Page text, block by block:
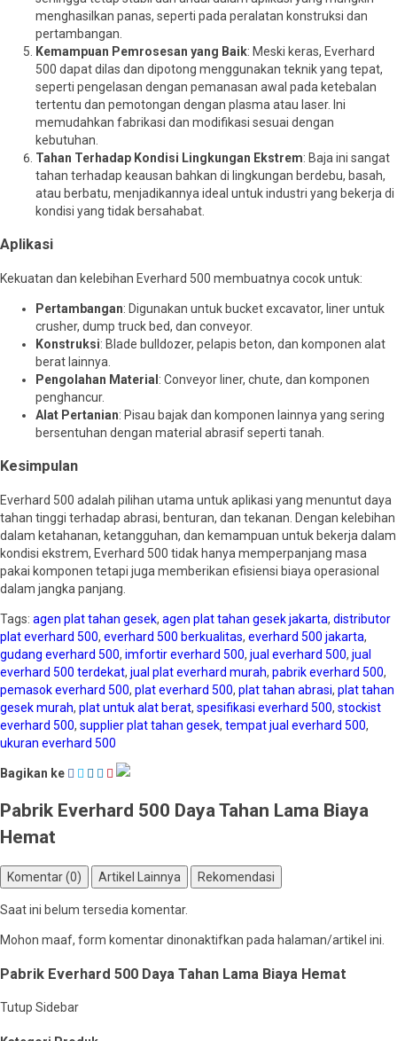
menghasilkan panas, seperti pada peralatan konstruksi dan
pertambangan.
Kemampuan Pemrosesan yang Baik: Meski keras, Everhard
500 dapat dilas dan dipotong menggunakan teknik yang tepat,
seperti pengelasan dengan pemanasan awal pada ketebalan
tertentu dan pemotongan dengan plasma atau laser. Ini
memudahkan fabrikasi dan modifikasi sesuai dengan
kebutuhan.
Tahan Terhadap Kondisi Lingkungan Ekstrem: Baja ini sangat
tahan terhadap keausan bahkan di lingkungan berdebu, basah,
atau berbatu, menjadikannya ideal untuk industri yang bekerja di
kondisi yang tidak bersahabat.
Aplikasi
Kekuatan dan kelebihan Everhard 500 membuatnya cocok untuk:
Pertambangan: Digunakan untuk bucket excavator, liner untuk
crusher, dump truck bed, dan conveyor.
Konstruksi: Blade bulldozer, pelapis beton, dan komponen alat
berat lainnya.
Pengolahan Material : Conveyor liner, chute, dan komponen
penghancur.
Alat Pertanian: Pisau bajak dan komponen lainnya yang sering
bersentuhan dengan material abrasif seperti tanah.
Kesimpulan
Everhard 500 adalah pilihan utama untuk aplikasi yang menuntut daya
tahan tinggi terhadap abrasi, benturan, dan tekanan. Dengan kelebihan
dalam ketahanan, ketangguhan, dan kemampuan untuk bekerja dalam
kondisi ekstrem, Everhard 500 tidak hanya memperpanjang masa
pakai komponen tetapi juga memberikan efisiensi biaya operasional
dalam jangka panjang.
Tags: agen plat tahan gesek, agen plat tahan gesek jakarta, distributor
plat everhard 500, everhard 500 berkualitas, everhard 500 jakarta,
gudang everhard 500, imfortir everhard 500, jual everhard 500, jual
everhard 500 terdekat, jual plat everhard murah, pabrik everhard 500,
pemasok everhard 500, plat everhard 500, plat tahan abrasi, plat tahan
gesek murah, plat untuk alat berat, spesifikasi everhard 500, stockist
everhard 500, supplier plat tahan gesek, tempat jual everhard 500,
ukuran everhard 500
Bagikan ke
Pabrik Everhard 500 Daya Tahan Lama Biaya
Hemat
Komentar (0) Artikel Lainnya Rekomendasi
Saat ini belum tersedia komentar.
Mohon maaf, form komentar dinonaktifkan pada halaman/artikel ini.
Pabrik Everhard 500 Daya Tahan Lama Biaya Hemat
Tutup Sidebar